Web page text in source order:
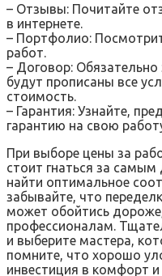
– Отзывы: Почитайте
в интернете.
– Портфолио:
работ.
– Договор:
будут прописаны все
стоимость.
– Гарантия: Узнайте,
гарантию на свою
При выборе цены за
стоит гнаться за
найти оптимальное
забывайте, что
может обойтись
профессионалам.
и выберите мастера,
помните, что хорошо
инвестиция в комфорт